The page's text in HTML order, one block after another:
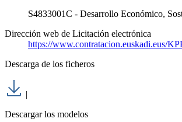
S4833001C - Desarrollo Económico,
Dirección web de Licitación electrónica
https://www.contratacion.euskadi.eus/
Descarga de los ficheros
|
Descargar los modelos